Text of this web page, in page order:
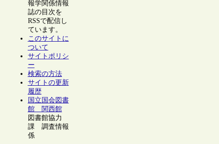
報学関係情報
誌の目次を
RSSで配信し
ています。
このサイトに
ついて
サイトポリシ
ー
検索の方法
サイトの更新
履歴
国立国会図書
館 関西館
図書館協力
課 調査情報
係